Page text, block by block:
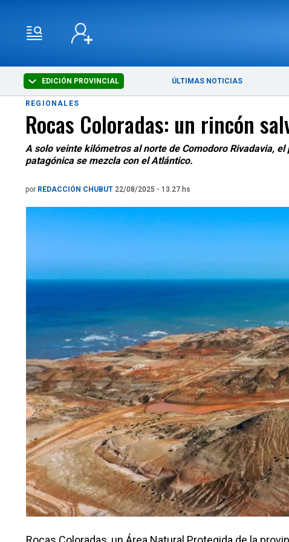
EDICIÓN PROVINCIAL ÚLTIMAS NOTICIAS
REGIONALES
Rocas Coloradas: un rincón
A solo veinte kilómetros al norte de Comodoro Rivadavia,
patagónica se mezcla con el Atlántico.
por REDACCIÓN CHUBUT 22/08/2025 - 13.27.hs